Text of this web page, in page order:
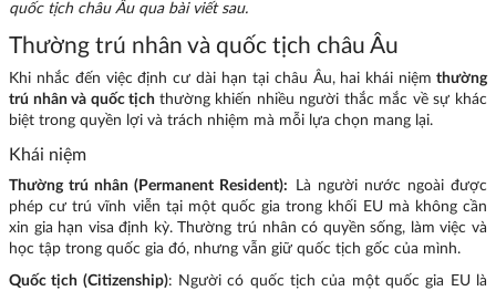
quốc tịch châu Âu qua bài viết sau.
Thường trú nhân và quốc tịch châu Âu
Khi nhắc đến việc định cư dài hạn tại châu Âu, hai khái niệm thường
trú nhân và quốc tịch thường khiến nhiều người thắc mắc về sự khác
biệt trong quyền lợi và trách nhiệm mà mỗi lựa chọn mang lại.
Khái niệm
Thường trú nhân (Permanent Resident):
Là người nước ngoài được
phép cư trú vĩnh viễn tại một quốc gia trong khối EU mà không cần
xin gia hạn visa định kỳ. Thường trú nhân có quyền sống, làm việc và
học tập trong quốc gia đó, nhưng vẫn giữ quốc tịch gốc của mình.
Quốc tịch (Citizenship): Người có quốc tịch của một quốc gia EU là